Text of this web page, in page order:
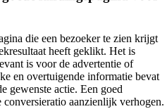
die een bezoeker te zien krijgt
heeft geklikt. Het is
is voor de advertentie of
en overtuigende informatie bevat
gewenste actie. Een goed
aanzienlijk verhogen.